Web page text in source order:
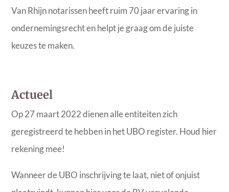
Van Rhijn notarissen heeft ruim 70 jaar ervaring in
ondernemingsrecht en helpt je graag om de juiste
keuzes te maken.
Actueel
Op 27 maart 2022 dienen alle entiteiten zich
geregistreerd te hebben in het UBO register. Houd hier
rekening mee!
Wanneer de UBO inschrijving te laat, niet of onjuist